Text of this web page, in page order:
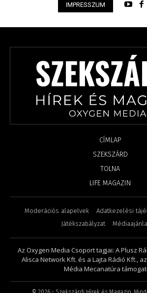
IMPRESSZUM
CÍMLAP
SZEKSZÁRD
TOLNA
LIFE MAGAZIN
Moderációs alapelvek Adatkezelési
Játékszabályzat
Az Oxygen Media Csoport tagjai: A Plusz
Alisca Network Kft. és a Lajta Rádió Kft.,
Média Mecanatúra